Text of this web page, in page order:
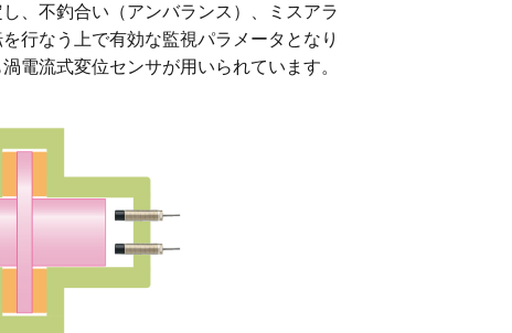
、不釣合い（アンバランス）、ミスアラ
行なう上で有効な監視パラメータとなり
電流式変位センサが用いられています。